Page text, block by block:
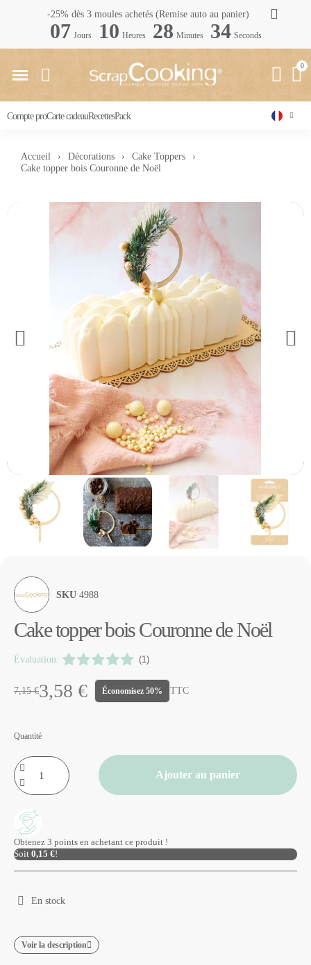
-25% dès 3 moules achetés (Remise auto au panier)
07 Jours 10 Heures 28 Minutes 33 Seconds
Compte proCarte cadeauRecettesPack
Accueil Décorations
Cake Toppers
Cake topper bois Couronne de Noël
SKU 4988
Cake topper bois Couronne de Noël
Évaluation: (1)
7,15 €3,58 € Économisez 50% TTC
Quantité
Ajouter au panier
Obtenez 3 points en achetant ce produit !
Soit 0,15 €!
En stock
Voir la description